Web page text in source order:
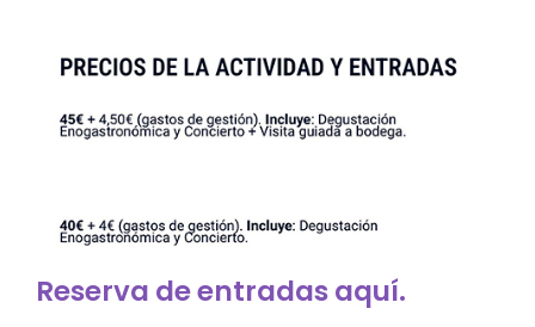
Reserva de entradas aquí.